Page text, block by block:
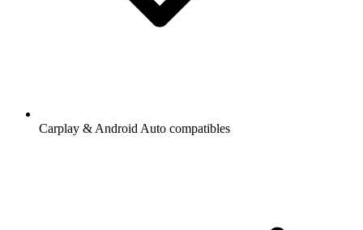
Carplay & Android Auto compatibles